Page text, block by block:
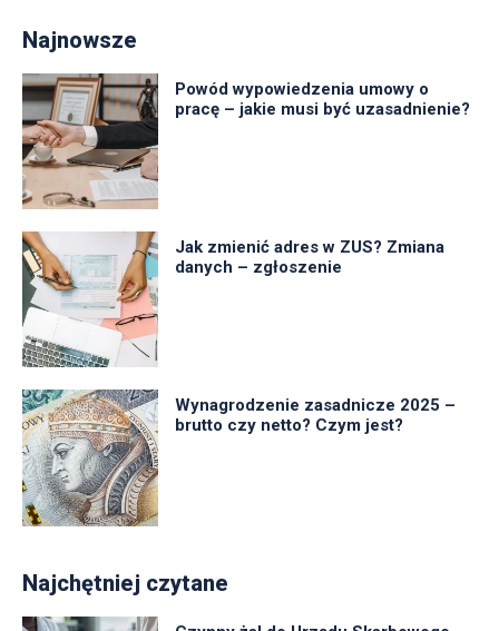
Najnowsze
Powód wypowiedzenia umowy o
pracę – jakie musi być uzasadnienie?
Jak zmienić adres w ZUS? Zmiana
danych – zgłoszenie
Wynagrodzenie zasadnicze 2025 –
brutto czy netto? Czym jest?
Najchętniej czytane